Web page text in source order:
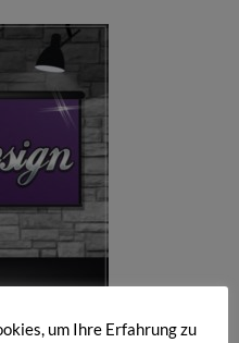
!!!
um Ihre Erfahrung zu